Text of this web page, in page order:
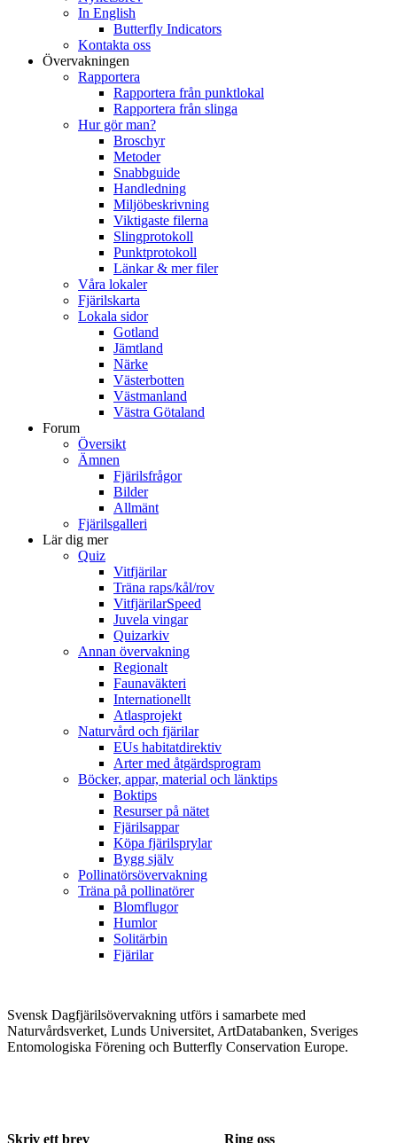
In English
Butterfly Indicators
Kontakta oss
Övervakningen
Rapportera
Rapportera från punktlokal
Rapportera från slinga
Hur gör man?
Broschyr
Metoder
Snabbguide
Handledning
Miljöbeskrivning
Viktigaste filerna
Slingprotokoll
Punktprotokoll
Länkar & mer filer
Våra lokaler
Fjärilskarta
Lokala sidor
Gotland
Jämtland
Närke
Västerbotten
Västmanland
Västra Götaland
Forum
Översikt
Ämnen
Fjärilsfrågor
Bilder
Allmänt
Fjärilsgalleri
Lär dig mer
Quiz
Vitfjärilar
Träna raps/kål/rov
VitfjärilarSpeed
Juvela vingar
Quizarkiv
Annan övervakning
Regionalt
Faunaväkteri
Internationellt
Atlasprojekt
Naturvård och fjärilar
EUs habitatdirektiv
Arter med åtgärdsprogram
Böcker, appar, material och länktips
Boktips
Resurser på nätet
Fjärilsappar
Köpa fjärilsprylar
Bygg själv
Pollinatörsövervakning
Träna på pollinatörer
Blomflugor
Humlor
Solitärbin
Fjärilar
Svensk Dagfjärilsövervakning utförs i samarbete med
Naturvårdsverket, Lunds Universitet, ArtDatabanken, Sveriges
Entomologiska Förening och Butterfly Conservation Europe.
Skriv ett brev Ring oss